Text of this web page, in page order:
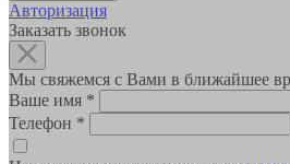
Авторизация
Заказать звонок
Мы свяжемся с Вами в ближайшее
Ваше имя *
Телефон *